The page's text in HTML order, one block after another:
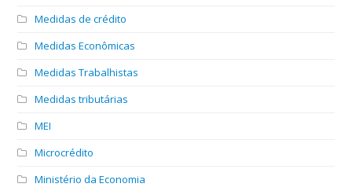
Medidas de crédito
Medidas Econômicas
Medidas Trabalhistas
Medidas tributárias
MEI
Microcrédito
Ministério da Economia